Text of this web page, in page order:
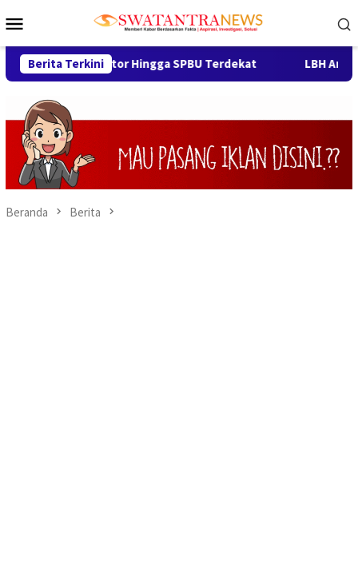
ke
Mobile
Berita Terkini
Motor Hingga SPBU Terdekat LBH Arya Mandalika
Beranda Berita